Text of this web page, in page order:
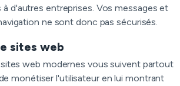
d'autres entreprises. Vos messages et
ne sont donc pas sécurisés.
sites web
web modernes vous suivent partout
monétiser l'utilisateur en lui montrant